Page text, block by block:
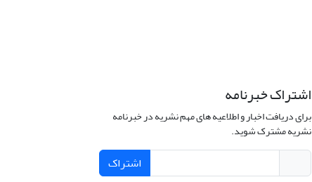
اشتراک خبرنامه
برای دریافت اخبار و اطلاعیه های مهم نشریه در خبرنامه
نشریه مشترک شوید.
اشتراک